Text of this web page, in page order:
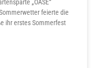
„OASE“
feierte die
ihr erstes Sommerfest